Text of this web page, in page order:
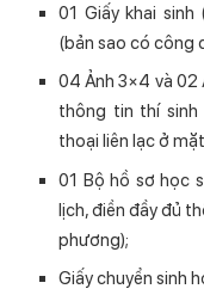
01 Giấy khai
(bản sao có công
04 Ảnh 3×4 và 02
thông tin thí
thoại liên lạc ở
01 Bộ hồ sơ học
lịch, điền đầy đủ
phương);
Giấy chuyển sinh